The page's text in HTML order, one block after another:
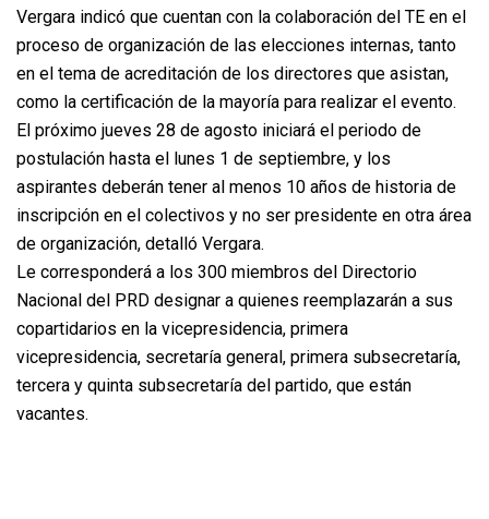
Vergara indicó que cuentan con la colaboración del TE en el
proceso de organización de las elecciones internas, tanto
en el tema de acreditación de los directores que asistan,
como la certificación de la mayoría para realizar el evento.
El próximo jueves 28 de agosto iniciará el periodo de
postulación hasta el lunes 1 de septiembre, y los
aspirantes deberán tener al menos 10 años de historia de
inscripción en el colectivos y no ser presidente en otra área
de organización, detalló Vergara.
Le corresponderá a los 300 miembros del Directorio
Nacional del PRD designar a quienes reemplazarán a sus
copartidarios en la vicepresidencia, primera
vicepresidencia, secretaría general, primera subsecretaría,
tercera y quinta subsecretaría del partido, que están
vacantes.